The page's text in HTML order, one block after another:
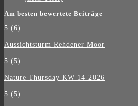
Am besten bewertete Beiträge
5 (6)
Aussichtsturm Rehdener Moor
5 (5)
Nature Thursday KW 14-2026
5 (5)